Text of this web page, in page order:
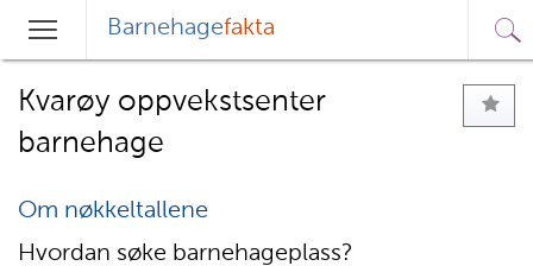
Hovedmeny
Barnehagefakta
Kvarøy oppvekstsenter
barnehage
Om nøkkeltallene
Hvordan søke barnehageplass?